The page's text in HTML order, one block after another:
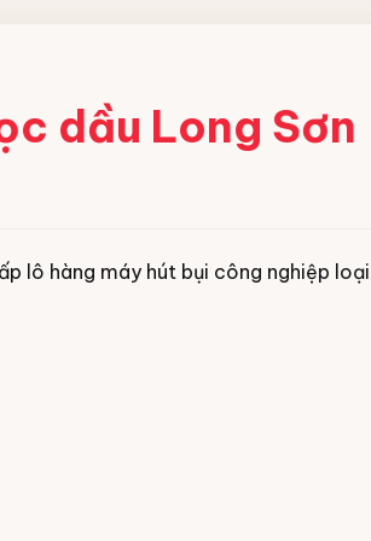
dầu Long Sơn
lô hàng máy hút bụi công nghiệp